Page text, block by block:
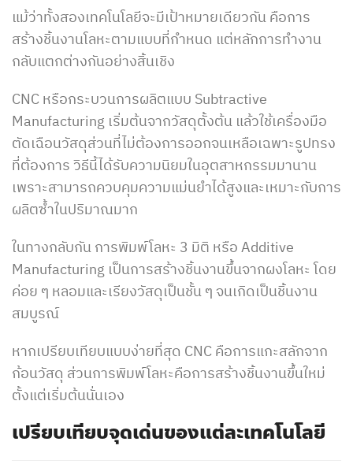
แม้ว่าทั้งสองเทคโนโลยีจะมีเป้าหมายเดียวกัน คือการ
สร้างชิ้นงานโลหะตามแบบที่กำหนด แต่หลักการทำงาน
กลับแตกต่างกันอย่างสิ้นเชิง
CNC หรือกระบวนการผลิตแบบ Subtractive
Manufacturing เริ่มต้นจากวัสดุตั้งต้น แล้วใช้เครื่องมือ
ตัดเฉือนวัสดุส่วนที่ไม่ต้องการออกจนเหลือเฉพาะรูปทรง
ที่ต้องการ วิธีนี้ได้รับความนิยมในอุตสาหกรรมมานาน
เพราะสามารถควบคุมความแม่นยำได้สูงและเหมาะกับการ
ผลิตซ้ำในปริมาณมาก
ในทางกลับกัน การพิมพ์โลหะ 3 มิติ หรือ Additive
Manufacturing เป็นการสร้างชิ้นงานขึ้นจากผงโลหะ โดย
ค่อย ๆ หลอมและเรียงวัสดุเป็นชั้น ๆ จนเกิดเป็นชิ้นงาน
สมบูรณ์
หากเปรียบเทียบแบบง่ายที่สุด CNC คือการแกะสลักจาก
ก้อนวัสดุ ส่วนการพิมพ์โลหะคือการสร้างชิ้นงานขึ้นใหม่
ตั้งแต่เริ่มต้นนั่นเอง
เปรียบเทียบจุดเด่นของแต่ละเทคโนโลยี